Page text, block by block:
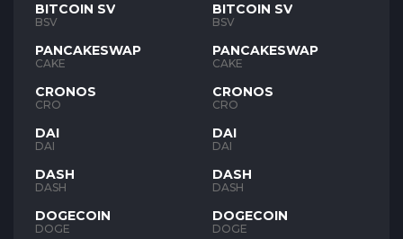
BITCOIN SV
BSV
PANCAKESWAP
CAKE
CRONOS
CRO
DAI
DAI
DASH
DASH
DOGECOIN
DOGE
BITCOIN SV
BSV
PANCAKESWAP
CAKE
CRONOS
CRO
DAI
DAI
DASH
DASH
DOGECOIN
DOGE